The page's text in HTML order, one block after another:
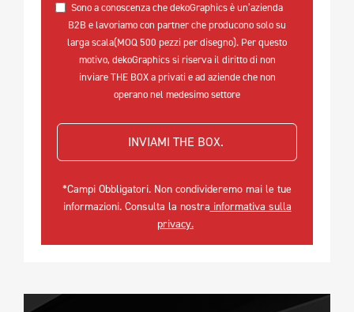
Sono a conoscenza che dekoGraphics è un’azienda
B2B e lavoriamo con partner che producono solo su
larga scala(MOQ 500 pezzi per disegno). Per questo
motivo, dekoGraphics si riserva il diritto di non
inviare THE BOX a privati e ad aziende che non
operano nel medesimo settore
*Campi Obbligatori. Non condivideremo mai le tue
informazioni. Consulta la nostra informativa sulla
privacy.